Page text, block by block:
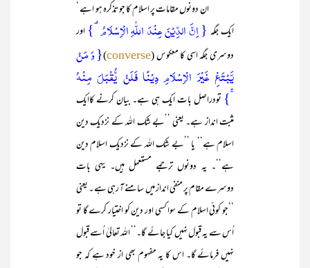
ان دونوں مقامات پر اسلام کا جو تذکرہ ہو اہے ‘
ایک جگہ { اِنَّ الدِّیۡنَ عِنۡدَ اللّٰہِ الۡاِسۡلَامُ ۟}اور
دوسری جگہ اسی کا معکوس (converse
){ وَ مَنۡ
یَّبۡتَغِ غَیۡرَ الۡاِسۡلَامِ دِیۡنًا فَلَنۡ یُّقۡبَلَ مِنۡہُ
ۚ}تودراصل بات ایک ہی ہے۔ بیان کرنے کاایک
مثبت انداز ہے۔ یعنی ’’بے شک اللہ کے نزدیک دین
اسلام ہے‘‘ یا ’’بے شک اللہ کے نزدیک اسلام دین
ہے‘‘۔ یہ دونوں ترجمے مستعمل ہیں۔ یہی بات
دوسرے مقام پر منفی انداز میں سامنے آ رہی ہے ۔ یعنی
’’جو کوئی اسلام کے سوا کسی اور دین کو اختیار کرے گا تو
اُس سے یہ قبول نہیں کیا جائے گا۔‘‘ اللہ تعالیٰ اُسے قبول
نہیں فرمائے گا۔ اس کا یہ مفہوم بھی از خود ہے کہ جو